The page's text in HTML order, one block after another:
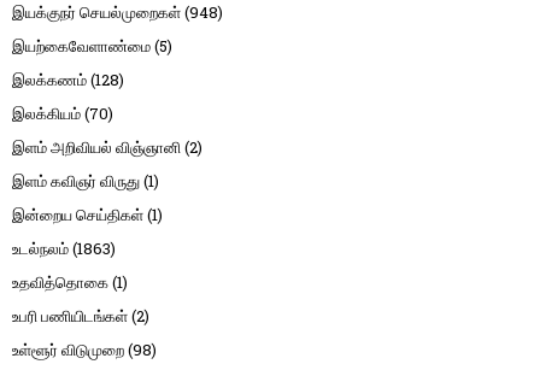
இயக்குநர் செயல்முறைகள்(948)
இயற்கைவேளாண்மை(5)
இலக்கணம்(128)
இலக்கியம்(70)
இளம் அறிவியல் விஞ்ஞானி(2)
இளம் கவிஞர் விருது(1)
இன்றைய செய்திகள்(1)
உடல்நலம்(1863)
உதவித்தொகை(1)
உபரி பணியிடங்கள்(2)
உள்ளூர் விடுமுறை(98)